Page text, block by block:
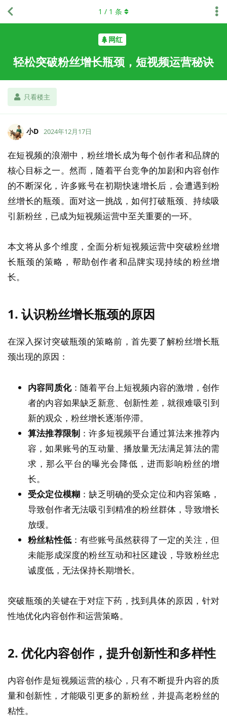
网红
轻松突破粉丝增长瓶颈，短视频运营秘诀
只看楼主
1 / 1 条
小D 2024年12月17日
在短视频的浪潮中，粉丝增长成为每个创作者和品牌的
核心目标之一。然而，随着平台竞争的加剧和内容创作
的不断深化，许多账号在初期快速增长后，会遭遇到粉
丝增长的瓶颈。面对这一挑战，如何打破瓶颈、持续吸
引新粉丝，已成为短视频运营中至关重要的一环。
本文将从多个维度，全面分析短视频运营中突破粉丝增
长瓶颈的策略，帮助创作者和品牌实现持续的粉丝增
长。
1. 认识粉丝增长瓶颈的原因
在深入探讨突破瓶颈的策略前，首先要了解粉丝增长瓶
颈出现的原因：
内容同质化：随着平台上短视频内容的激增，创作
者的内容如果缺乏新意、创新性差，就很难吸引到
新的观众，粉丝增长逐渐停滞。
算法推荐限制 ：许多短视频平台通过算法来推荐内
容，如果账号的互动量、播放量无法满足算法的需
求，那么平台的曝光会降低，进而影响粉丝的增
长。
受众定位模糊 ：缺乏明确的受众定位和内容策略，
导致创作者无法吸引到精准的粉丝群体，导致增长
放缓。
粉丝粘性低：有些账号虽然获得了一定的关注，但
未能形成深度的粉丝互动和社区建设，导致粉丝忠
诚度低，无法保持长期增长。
突破瓶颈的关键在于对症下药，找到具体的原因，针对
性地优化内容创作和运营策略。
2.优化内容创作，提升创新性和多样性
内容创作是短视频运营的核心，只有不断提升内容的质
量和创新性，才能吸引更多的新粉丝，并提高老粉丝的
粘性。